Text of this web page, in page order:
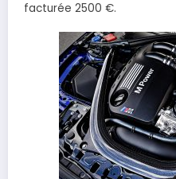
facturée 2500 €.